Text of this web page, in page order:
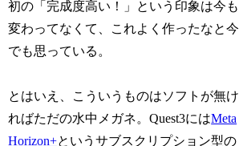
初の「完成度高い！」という印象は今も
変わってなくて、これよく作ったなと今
でも思っている。
とはいえ、こういうものはソフトが無け
ればただの水中メガネ。Quest3にはMeta
Horizon+というサブスクリプション型の